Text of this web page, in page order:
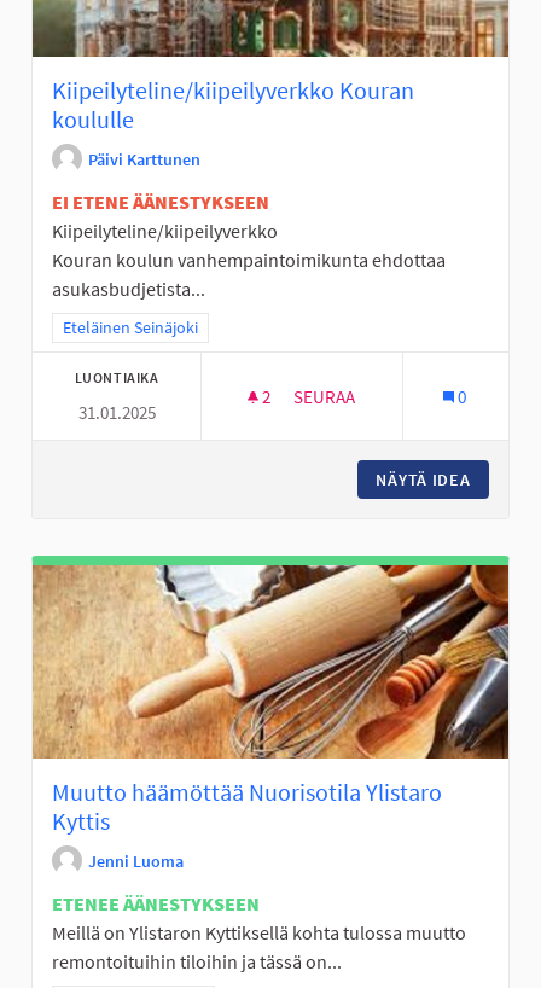
Kiipeilyteline/kiipeilyverkko Kouran
koululle
Päivi Karttunen
EI ETENE ÄÄNESTYKSEEN
Kiipeilyteline/kiipeilyverkko
Kouran koulun vanhempaintoimikunta ehdottaa
asukasbudjetista...
Rajaa tulokset teeman mukaan: Eteläinen Seinäjoki
Eteläinen Seinäjoki
LUONTIAIKA
31.01.2025
2 2 SEURAAJAA
SEURAA 0
NÄYTÄ IDEA
Muutto häämöttää Nuorisotila Ylistaro
Kyttis
Jenni Luoma
ETENEE ÄÄNESTYKSEEN
Meillä on Ylistaron Kyttiksellä kohta tulossa muutto
remontoituihin tiloihin ja tässä on...